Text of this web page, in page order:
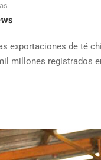
exportaciones de té
millones registrados